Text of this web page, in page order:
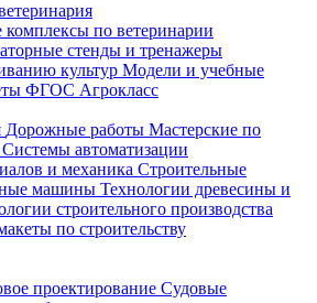
по ветеринарии
стенды и тренажеры
культур Модели и учебные
ФГОС Агрокласс
Дорожные работы Мастерские по
Системы автоматизации
и механика Строительные
машины Технологии древесины и
строительного производства
по строительству
проектирование Судовые